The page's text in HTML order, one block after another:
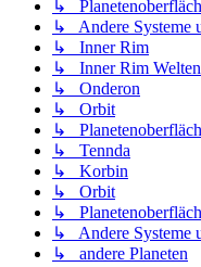
↳
↳ Andere Systeme
↳ Inner Rim
↳ Inner Rim Welten
↳ Onderon
↳ Orbit
↳
↳ Tennda
↳ Korbin
↳ Orbit
↳
↳ Andere Systeme
↳ andere Planeten